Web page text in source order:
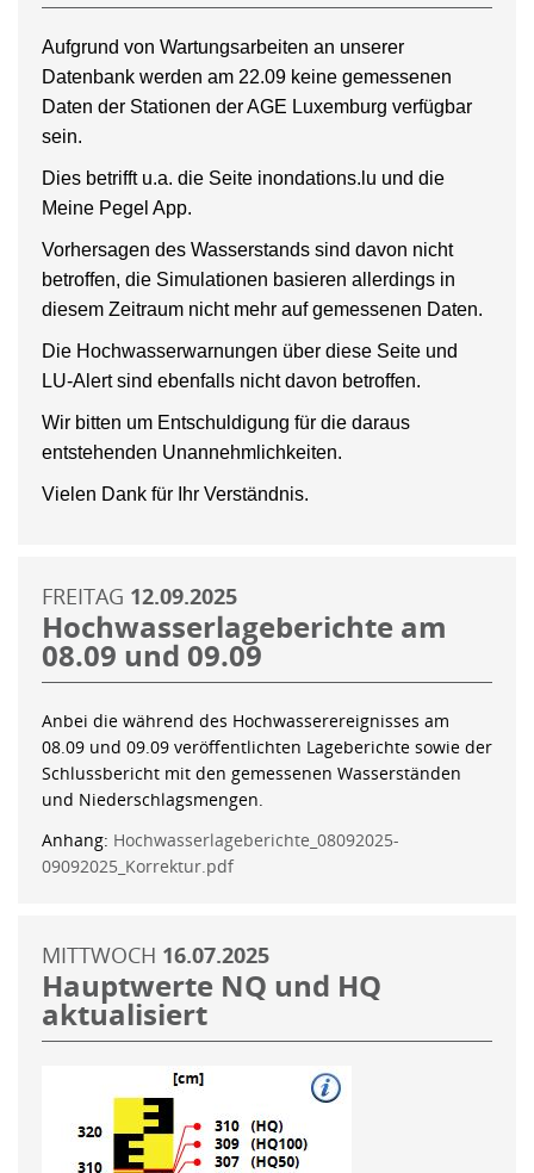
Aufgrund von Wartungsarbeiten an unserer
Datenbank werden am 22.09 keine gemessenen
Daten der Stationen der AGE Luxemburg verfügbar
sein.
Dies betrifft u.a. die Seite inondations.lu und die
Meine Pegel App.
Vorhersagen des Wasserstands sind davon nicht
betroffen, die Simulationen basieren allerdings in
diesem Zeitraum nicht mehr auf gemessenen Daten.
Die Hochwasserwarnungen über diese Seite und
LU-Alert sind ebenfalls nicht davon betroffen.
Wir bitten um Entschuldigung für die daraus
entstehenden Unannehmlichkeiten.
Vielen Dank für Ihr Verständnis.
FREITAG 12.09.2025
Hochwasserlageberichte am
08.09 und 09.09
Anbei die während des Hochwasserereignisses am
08.09 und 09.09 veröffentlichten Lageberichte sowie der
Schlussbericht mit den gemessenen Wasserständen
und Niederschlagsmengen.
Anhang: Hochwasserlageberichte_08092025-
09092025_Korrektur.pdf
MITTWOCH 16.07.2025
Hauptwerte NQ und HQ
aktualisiert